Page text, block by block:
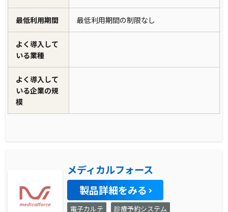
最低利用期間 最低利用期間の制限なし
よく導入して
いる業種
よく導入して
いる企業の規
模
メディカルフォース
製品詳細をみる
電子カルテ
診療予約システム